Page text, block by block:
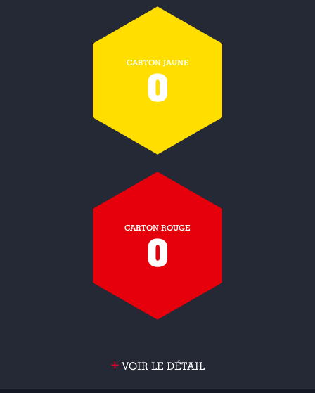
CARTON JAUNE
0
CARTON ROUGE
0
+VOIR LE DÉTAIL